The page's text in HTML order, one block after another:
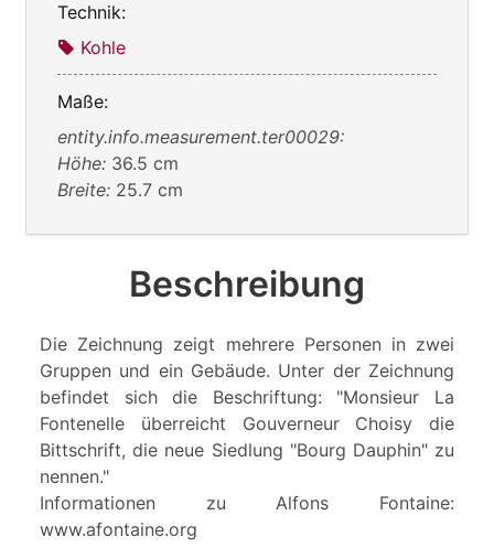
Technik:
Kohle
Maße:
entity.info.measurement.ter00029:
Höhe: 36.5 cm
Breite: 25.7 cm
Beschreibung
Die Zeichnung zeigt mehrere Personen in zwei
Gruppen und ein Gebäude. Unter der Zeichnung
befindet sich die Beschriftung: "Monsieur La
Fontenelle überreicht Gouverneur Choisy die
Bittschrift, die neue Siedlung "Bourg Dauphin" zu
nennen."
Informationen zu Alfons Fontaine:
www.afontaine.org